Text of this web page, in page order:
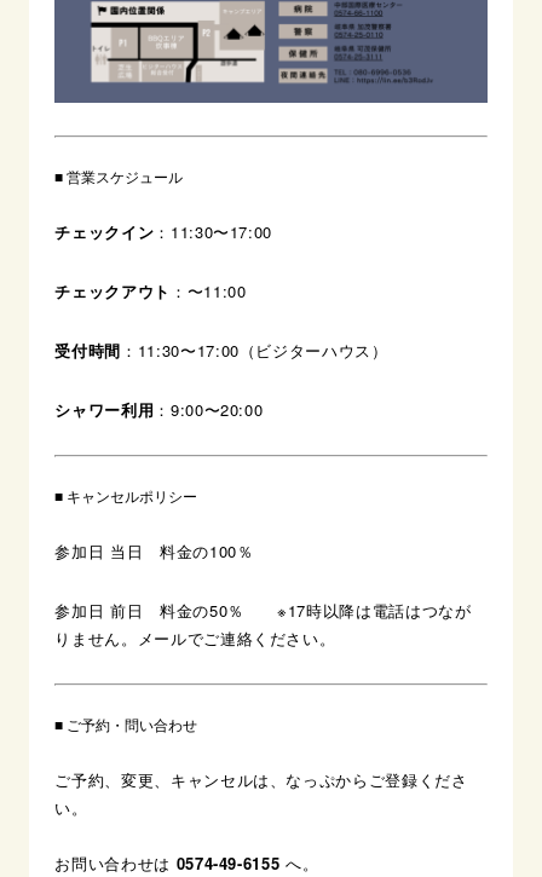
■ 営業スケジュール
チェックイン ：11:30〜17:00
チェックアウト ：〜11:00
受付時間 ：11:30〜17:00（ビジターハウス）
シャワー利用 ：9:00〜20:00
■ キャンセルポリシー
参加日 当日 料金の100％
参加日 前日 料金の50％ ※17時以降は電話はつなが
りません。メールでご連絡ください。
■ ご予約・問い合わせ
ご予約、変更、キャンセルは、なっぷからご登録くださ
い。
お問い合わせは 0574-49-6155 へ。